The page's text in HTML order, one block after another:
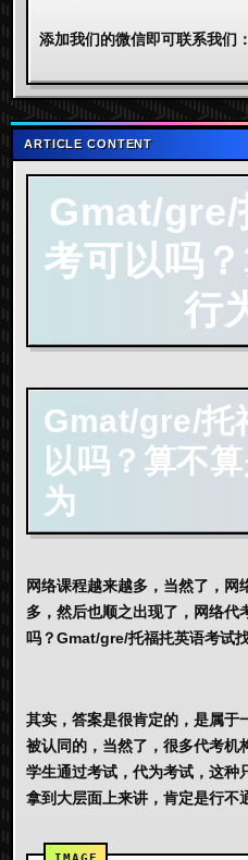
添加我们的微信即可联系我们
ARTICLE CONTENT
Gmat/gre/
考可以吗
行
Gmat/gre/托
以吗？算不
为
网络课程越来越多，当然了，网
多，然后也顺之出现了，网络代
吗？Gmat/gre/托福扥英语考试
其实，答案是很肯定的，是属于
被认同的，当然了，很多代考机
学生通过考试，代为考试，这种
拿到大层面上来讲，肯定是行不